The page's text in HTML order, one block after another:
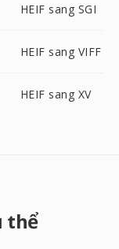
HEIF sang SGI
HEIF sang VIFF
HEIF sang XV
thể